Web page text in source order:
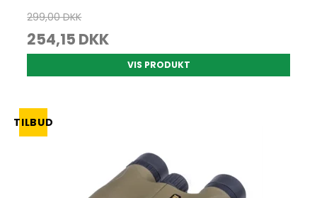
299,00 DKK
254,15 DKK
VIS PRODUKT
TILBUD